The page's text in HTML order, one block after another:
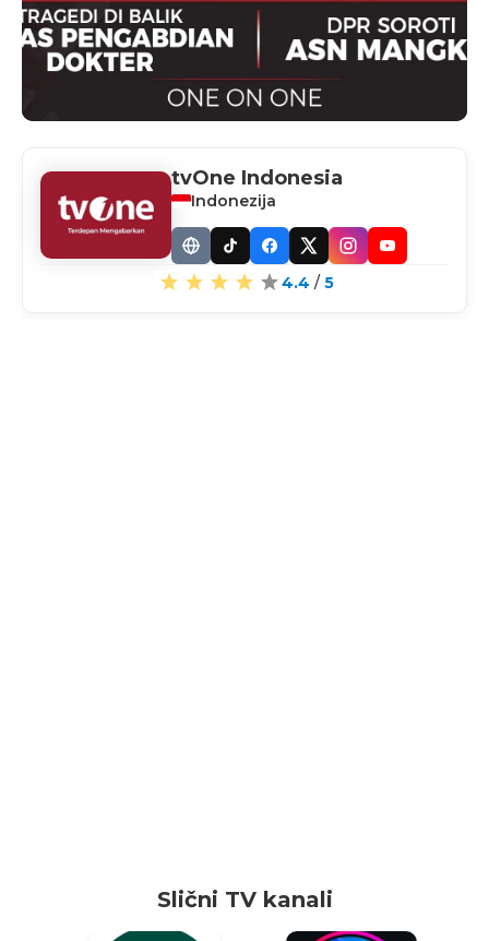
tvOne Indonesia
Indonezija
WebsiteTikTokFacebook
X InstagramYouTube
4.4 / 5
Slični TV kanali